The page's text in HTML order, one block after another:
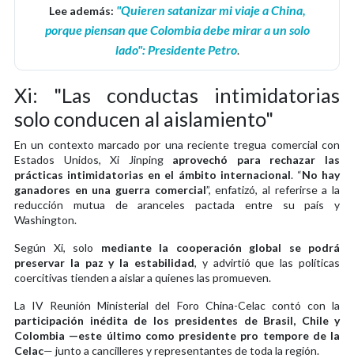
Lee además: "Quieren satanizar mi viaje a China,
porque piensan que Colombia debe mirar a un solo
lado": Presidente Petro.
Xi: "Las conductas intimidatorias
solo conducen al aislamiento"
En un contexto marcado por una reciente tregua comercial con
Estados Unidos, Xi Jinping aprovechó para rechazar las
prácticas intimidatorias en el ámbito internacional. “No hay
ganadores en una guerra comercial”, enfatizó, al referirse a la
reducción mutua de aranceles pactada entre su país y
Washington.
Según Xi, solo mediante la cooperación global se podrá
preservar la paz y la estabilidad, y advirtió que las políticas
coercitivas tienden a aislar a quienes las promueven.
La IV Reunión Ministerial del Foro China-Celac contó con la
participación inédita de los presidentes de Brasil, Chile y
Colombia —este último como presidente pro tempore de la
Celac— junto a cancilleres y representantes de toda la región.